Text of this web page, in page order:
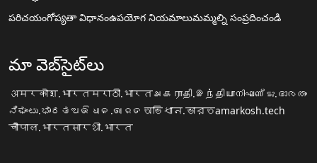
పరిచయంగోప్యతా విధానంఉపయోగ నియమాలుమమ్మల్ని సంప్రదించండి
మా వెబ్‌సైట్‌లు
अमरकोश.भारतमराठी.भारतஅகராதி.இந்தியாനിഘണ്ടു.ഭാരതം
ನಿಘಂಟು.ಭಾರತ ଅଭିଧାନ.ଭାରତ অভিধান.ভারতamarkosh.tech
चौपाल.भारतसारथी.भारत